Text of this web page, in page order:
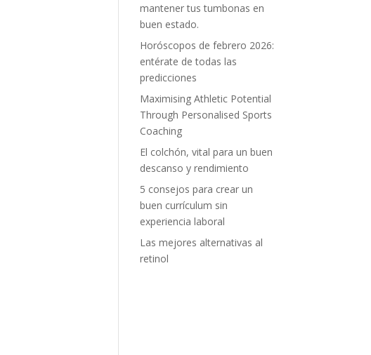
mantener tus tumbonas en
buen estado.
Horóscopos de febrero 2026:
entérate de todas las
predicciones
Maximising Athletic Potential
Through Personalised Sports
Coaching
El colchón, vital para un buen
descanso y rendimiento
5 consejos para crear un
buen currículum sin
experiencia laboral
Las mejores alternativas al
retinol